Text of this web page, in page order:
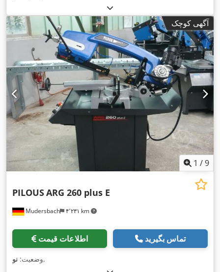
آگهی کوچک
1 /9
Mudersbach ۴٬۲۳۱ km
PILOUSARG 260 plus E
اطلاعات قیمت تماس بگیرید
وضعیت: نو ,